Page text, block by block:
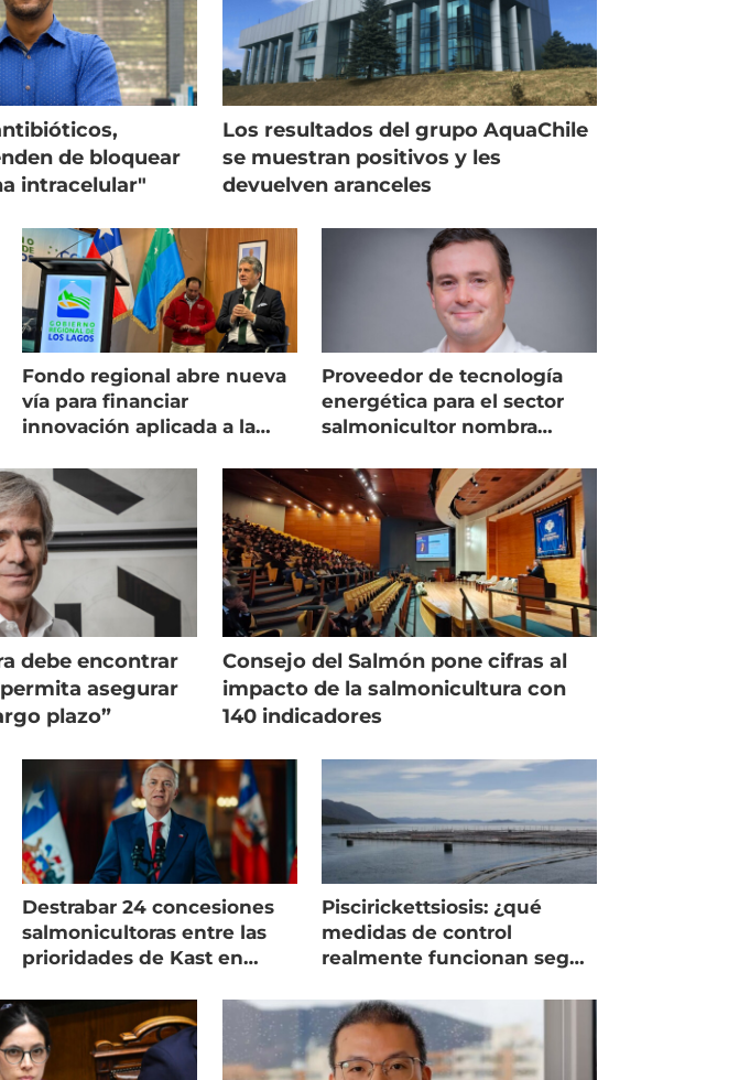
de bloquear
intracelular"
Los resultados del grupo AquaChile
se muestran positivos y les
devuelven aranceles
Fondo regional abre nueva
vía para financiar
innovación aplicada a la
Proveedor de tecnología
energética para el sector
salmonicultor nombra
debe encontrar
asegurar
plazo”
Consejo del Salmón pone cifras al
impacto de la salmonicultura con
140 indicadores
Destrabar 24 concesiones
salmonicultoras entre las
prioridades de Kast en
Piscirickettsiosis: ¿qué
medidas de control
realmente funcionan según